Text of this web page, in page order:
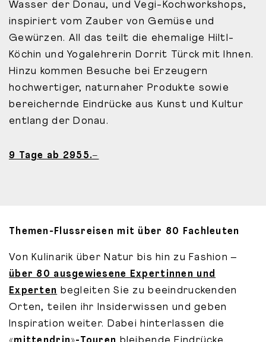
Wasser der Donau, und Vegi-Kochworkshops,
inspiriert vom Zauber von Gemüse und
Gewürzen. All das teilt die ehemalige Hiltl-
Köchin und Yogalehrerin Dorrit Türck mit Ihnen.
Hinzu kommen Besuche bei Erzeugern
hochwertiger, naturnaher Produkte sowie
bereichernde Eindrücke aus Kunst und Kultur
entlang der Donau.
9 Tage ab 2955.–
Themen-Flussreisen mit über 80 Fachleuten
Von Kulinarik über Natur bis hin zu Fashion –
über 80 ausgewiesene Expertinnen und
Experten begleiten Sie zu beeindruckenden
Orten, teilen ihr Insiderwissen und geben
Inspiration weiter. Dabei hinterlassen die